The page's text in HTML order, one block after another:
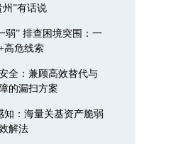
”有话说
弱” 排查困境突围：一
高危线索
全：兼顾高效替代与
的漏扫方案
知：海量关基资产脆弱
解法